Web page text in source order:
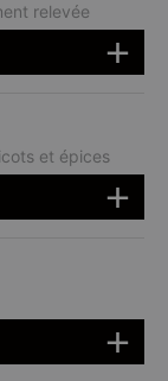
relevée
et épices